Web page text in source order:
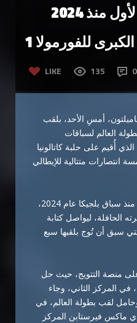
هاميلتون يحقق فوزه الأول منذ 2024
للفورمولا 1
LIKE 135 0
أمسِ الأحد، بلقب
العالم لسباقات
الذي أُقيم على حلبة كاتالونيا
انتصارات متتالية للإيطالي
ويُعد هذا الفوز الأول لهاميلتون منذ سباق بلجيكا عام 2024،
106 في مسيرته الحافلة، ليواصل كتابة
سبق أن تُوج بلقبها سبع
منصة التتويج، حيث حل
المركز الثاني، وجاء
لقب بطولة العالم، في
ماكس فيرستابن المركز